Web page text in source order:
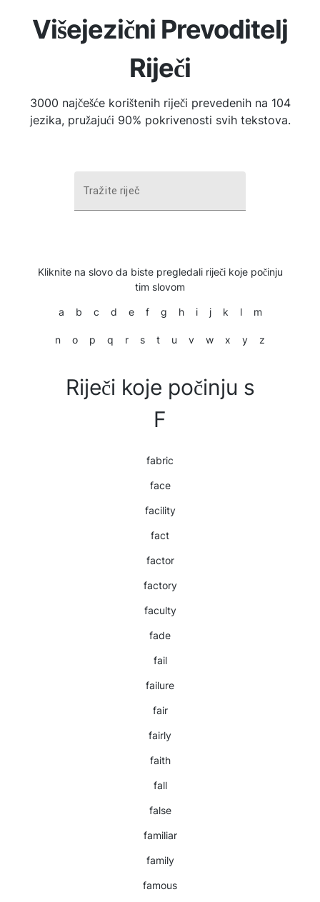
Višejezični Prevoditelj
Riječi
3000 najčešće korištenih riječi prevedenih na 104
jezika, pružajući 90% pokrivenosti svih tekstova.
Tražite riječ
Kliknite na slovo da biste pregledali riječi koje počinju
tim slovom
a b c d e f g h i j k l m
n o p q r s t u v w x y z
Riječi koje počinju s
F
fabric
face
facility
fact
factor
factory
faculty
fade
fail
failure
fair
fairly
faith
fall
false
familiar
family
famous